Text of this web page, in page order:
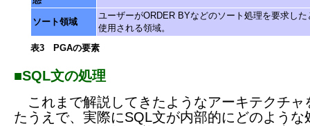
ソート領域
ユーザーがORDER BYなどのソート処理を要求した
使用される領域。
表3 PGAの要素
■SQL文の処理
これまで解説してきたようなアーキテクチャ
たうえで、実際にSQL文が内部的にどのような